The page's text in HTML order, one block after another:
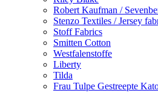
Robert Kaufman /
Stenzo Textiles / Jersey
Stoff Fabrics
Smitten Cotton
Westfalenstoffe
Liberty
Tilda
Frau Tulpe Gestreepte